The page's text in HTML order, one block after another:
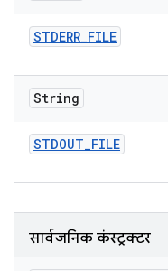
STDERR_FILE
String
STDOUT_FILE
सार्वजनिक कंस्ट्रक्टर